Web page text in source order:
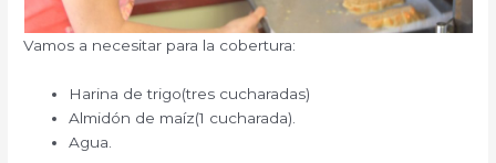
Vamos a necesitar para la cobertura:
Harina de trigo(tres cucharadas)
Almidón de maíz(1 cucharada).
Agua.